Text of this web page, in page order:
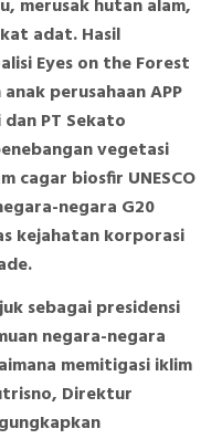
merusak hutan alam,
adat. Hasil
Eyes on the Forest
perusahaan APP
PT Sekato
vegetasi
cagar biosfir UNESCO
negara G20
kejahatan korporasi
sebagai presidensi
negara-negara
memitigasi iklim
Direktur